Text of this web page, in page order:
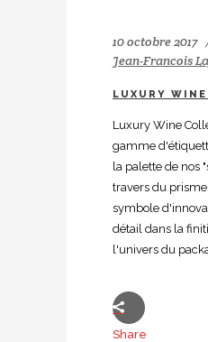
10 octobre 2017
Jean-Francois
LUXURY
Luxury Wine
gamme
la palette de nos
travers du
symbole
détail dans la
l'univers du
Share